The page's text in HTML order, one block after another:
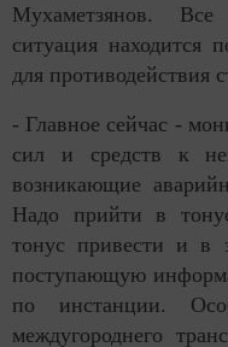
Мухаметзянов.
ситуация находится
для противодействия
- Главное сейчас -
сил и средств к
возникающие
Надо прийти в
тонус привести и в
поступающую
по инстанции.
междугороднего